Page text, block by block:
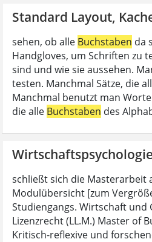
Standard Layout,
sehen, ob alle Buchstaben da
Handgloves, um Schriften zu
sind und wie sie aussehen.
testen. Manchmal Sätze, die
Manchmal benutzt man
die alle Buchstaben des
schließt sich die Masterarbeit
Modulübersicht [zum
Studiengangs. Wirtschaft und
Lizenzrecht (LL.M.) Master of
Kritisch-reflexive und